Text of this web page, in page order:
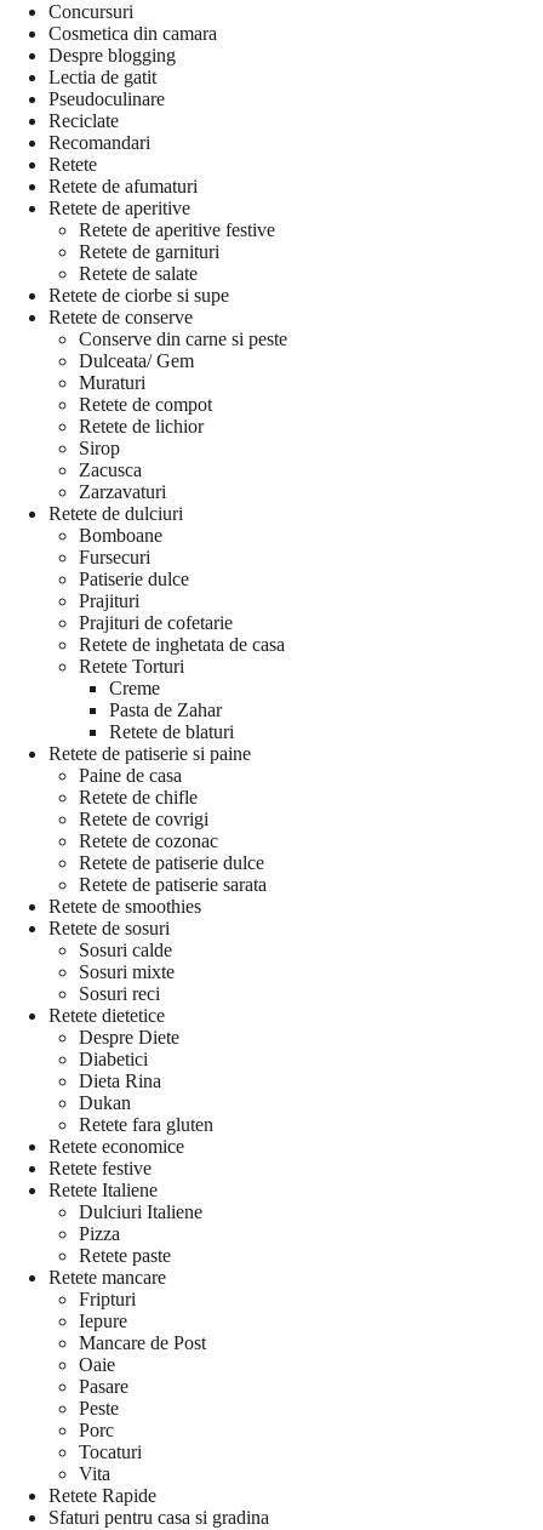
Concursuri
Cosmetica din camara
Despre blogging
Lectia de gatit
Pseudoculinare
Reciclate
Recomandari
Retete
Retete de afumaturi
Retete de aperitive
Retete de aperitive festive
Retete de garnituri
Retete de salate
Retete de ciorbe si supe
Retete de conserve
Conserve din carne si peste
Dulceata/ Gem
Muraturi
Retete de compot
Retete de lichior
Sirop
Zacusca
Zarzavaturi
Retete de dulciuri
Bomboane
Fursecuri
Patiserie dulce
Prajituri
Prajituri de cofetarie
Retete de inghetata de casa
Retete Torturi
Creme
Pasta de Zahar
Retete de blaturi
Retete de patiserie si paine
Paine de casa
Retete de chifle
Retete de covrigi
Retete de cozonac
Retete de patiserie dulce
Retete de patiserie sarata
Retete de smoothies
Retete de sosuri
Sosuri calde
Sosuri mixte
Sosuri reci
Retete dietetice
Despre Diete
Diabetici
Dieta Rina
Dukan
Retete fara gluten
Retete economice
Retete festive
Retete Italiene
Dulciuri Italiene
Pizza
Retete paste
Retete mancare
Fripturi
Iepure
Mancare de Post
Oaie
Pasare
Peste
Porc
Tocaturi
Vita
Retete Rapide
Sfaturi pentru casa si gradina